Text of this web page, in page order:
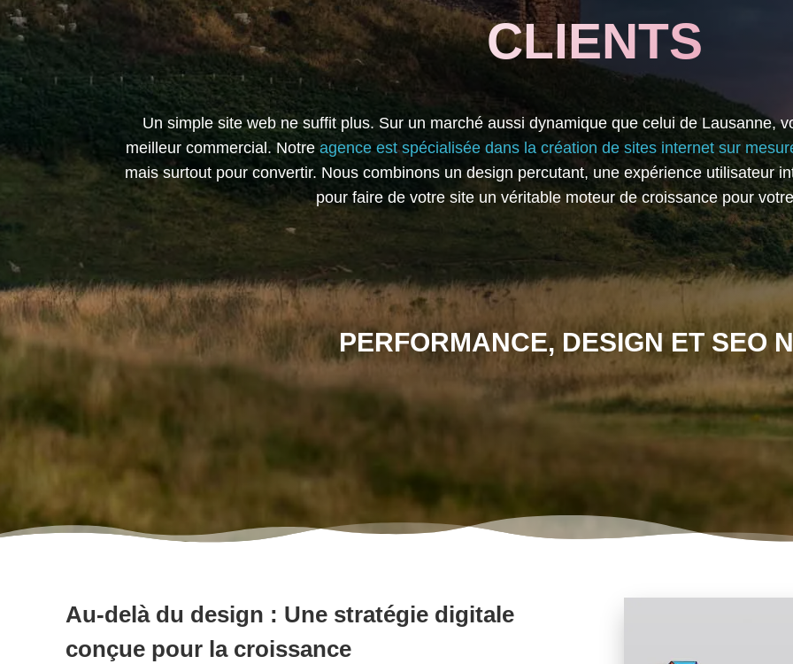
CLIENTS
Un simple site web ne suffit plus. Sur un marché aussi dynamique que celui de Lausanne,
meilleur commercial. Notre agence est spécialisée dans la création de sites internet sur
mais surtout pour convertir. Nous combinons un design percutant, une expérience utilisateur
pour faire de votre site un véritable moteur de croissance pour
PERFORMANCE, DESIGN ET SEO
Au-delà du design : Une stratégie digitale
conçue pour la croissance